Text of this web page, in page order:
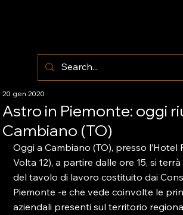
Astro in Piemonte: oggi
Cambiano (TO)
20 gen 2020
Oggi a Cambiano (TO), presso l’Hotel
Volta 12), a partire dalle ore 15, si
del tavolo di lavoro costituito dai
Piemonte -e che vede coinvolte le
aziendali presenti sul territorio